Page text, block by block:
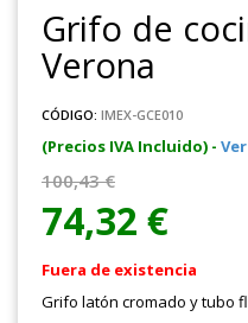
Grifo de
Verona
CÓDIGO: IMEX-GCE010
(Precios IVA Incluido) -
100,43 €
74,32 €
Fuera de existencia
Grifo latón cromado y tubo